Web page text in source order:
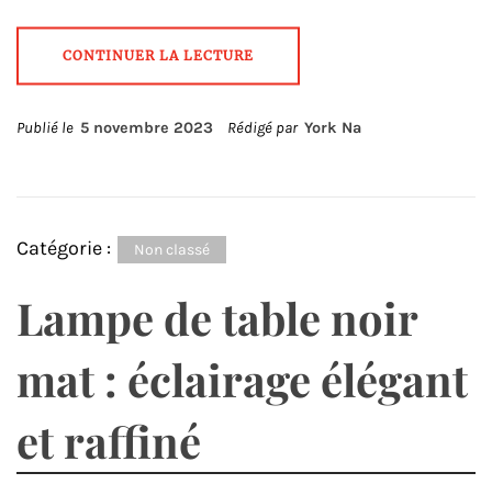
CONTINUER LA LECTURE
Publié le 5 novembre 2023 Rédigé par York Na
Catégorie : Non classé
Lampe de table noir
mat : éclairage élégant
et raffiné